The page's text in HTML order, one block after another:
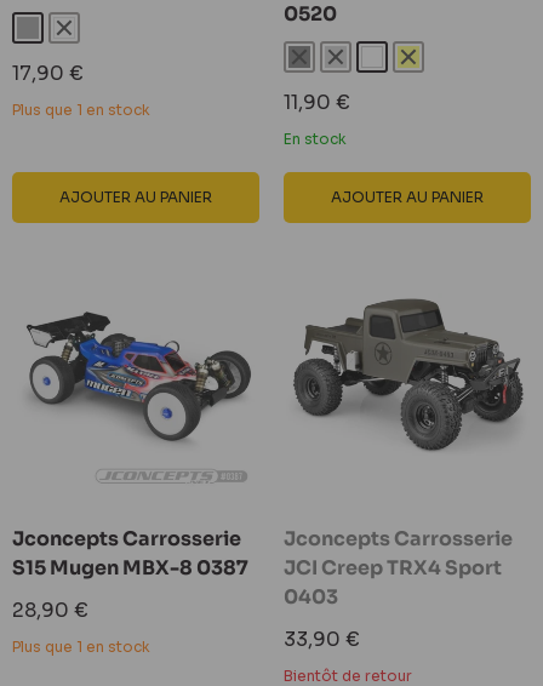
Blanc
Prix
réduit
17,90 €
Plus que 1 en stock
AJOUTER AU PANIER
0520
Noir Gris BlancJaune
Prix
réduit
11,90 €
En stock
AJOUTER AU PANIER
Jconcepts Carrosserie
S15 Mugen MBX-8 0387
Prix
réduit
28,90 €
Plus que 1 en stock
Jconcepts Carrosserie
JCI Creep TRX4 Sport
0403
Prix
réduit
33,90 €
Bientôt de retour